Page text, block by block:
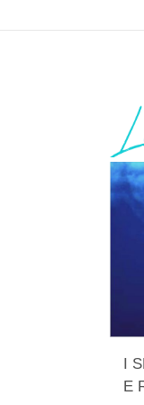
I
E